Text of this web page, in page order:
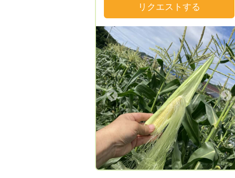
ます。 減農薬で育てていますので 小さな
お子様からお年寄りまで安心して食べてい
ただけます。 「うまいッ！」と召し上が
っていただければ幸いです！( ◠‿◠ )
リクエストする
Next Previous